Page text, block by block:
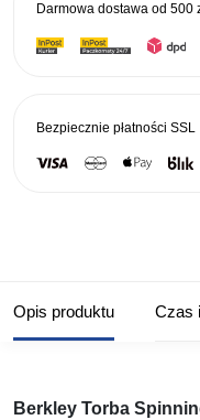
System
Bag
Darmowa dostawa od 500
Bezpiecznie płatności SSL
Opis produktu Czas
Berkley Torba